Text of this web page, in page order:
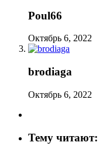
Poul66
Октябрь 6, 2022
brodiaga
Октябрь 6, 2022
Тему читают: